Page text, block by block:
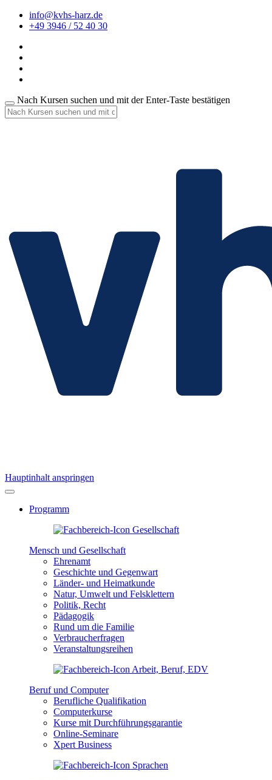
info@kvhs-harz.de
+49 3946 / 52 40 30
Nach Kursen suchen und mit der Enter-Taste bestätigen
Hauptinhalt anspringen
Programm
Mensch und Gesellschaft
Ehrenamt
Geschichte und Gegenwart
Länder- und Heimatkunde
Natur, Umwelt und Felsklettern
Politik, Recht
Pädagogik
Rund um die Familie
Verbraucherfragen
Veranstaltungsreihen
Beruf und Computer
Berufliche Qualifikation
Computerkurse
Kurse mit Durchführungsgarantie
Online-Seminare
Xpert Business